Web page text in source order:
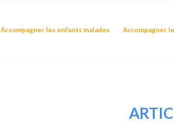
Accompagner les enfants malades Accompagner